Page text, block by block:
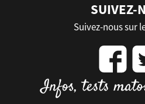
SUIVEZ-
Suivez-nous sur